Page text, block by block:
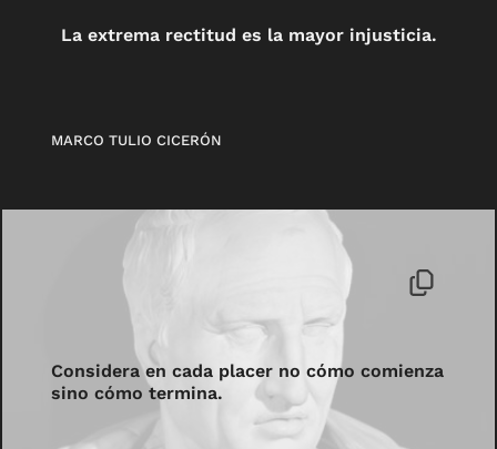
La extrema rectitud es la mayor injusticia.
MARCO TULIO CICERÓN
Considera en cada placer no cómo comienza
sino cómo termina.